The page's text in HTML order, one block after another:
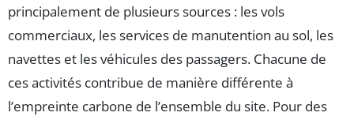
principalement de plusieurs sources : les vols
commerciaux, les services de manutention au sol, les
navettes et les véhicules des passagers. Chacune de
ces activités contribue de manière différente à
l’empreinte carbone de l’ensemble du site. Pour des